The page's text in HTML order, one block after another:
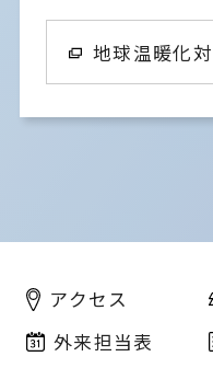
地球温暖化
アクセス
外来担当表